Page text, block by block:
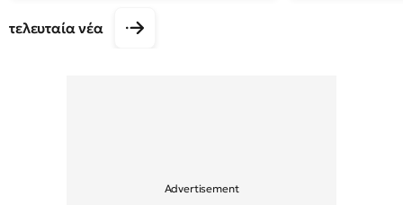
τελευταία νέα